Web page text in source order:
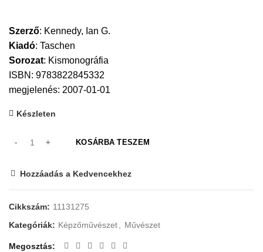
Szerző: Kennedy, Ian G.
Kiadó: Taschen
Sorozat: Kismonográfia
ISBN: 9783822845332
megjelenés: 2007-01-01
Készleten
KOSÁRBA TESZEM
Hozzáadás a Kedvencekhez
Cikkszám: 11131275
Kategóriák: Képzőművészet Művészet
Megosztás